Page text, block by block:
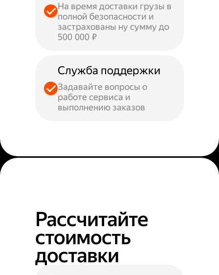
На время доставки грузы в
полной безопасности и
застрахованы ну сумму до
500 000 ₽
Служба поддержки
Задавайте вопросы о
работе сервиса и
выполнению заказов
Рассчитайте
стоимость
доставки